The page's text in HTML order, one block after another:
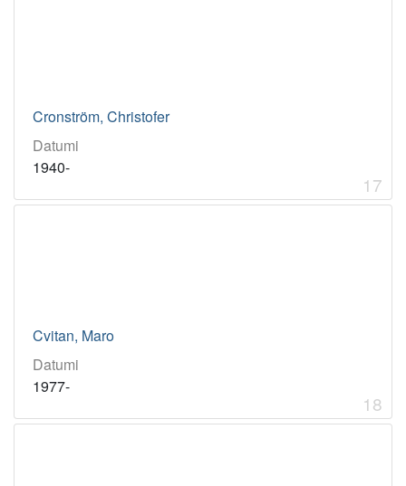
Cronström, Christofer
Datumi
1940-
17
Cvitan, Maro
Datumi
1977-
18